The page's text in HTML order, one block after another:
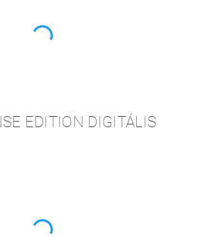
EDITION DIGITÁLIS